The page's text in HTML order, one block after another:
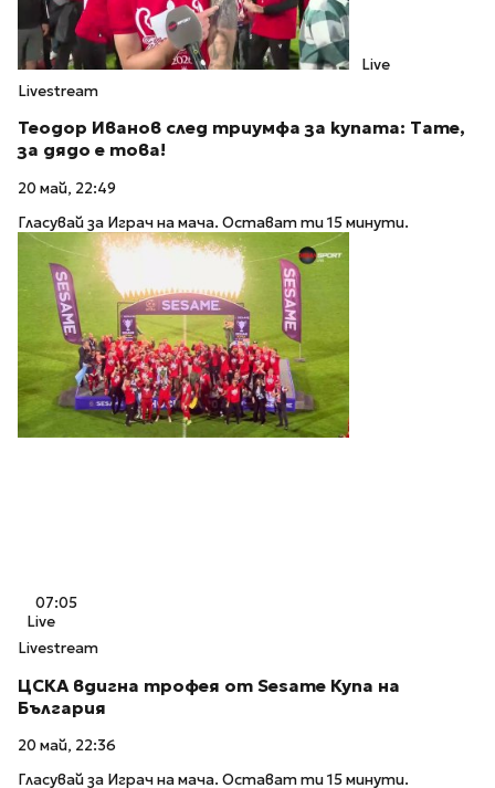
Live
Livestream
Теодор Иванов след триумфа за купата: Тате,
за дядо е това!
20 май, 22:49
Гласувай за Играч на мача. Остават ти 15 минути.
07:05
Live
Livestream
ЦСКА вдигна трофея от Sesame Купа на
България
20 май, 22:36
Гласувай за Играч на мача. Остават ти 15 минути.